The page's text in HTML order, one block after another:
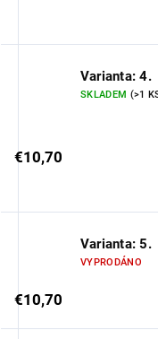
Varianta: 4.
SKLADEM (>1
€10,70
Varianta: 5.
VYPRODÁNO
€10,70